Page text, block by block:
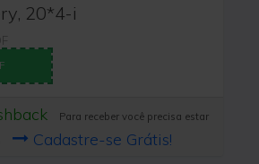
20*4-i
Para receber você precisa estar
Cadastre-se Grátis!